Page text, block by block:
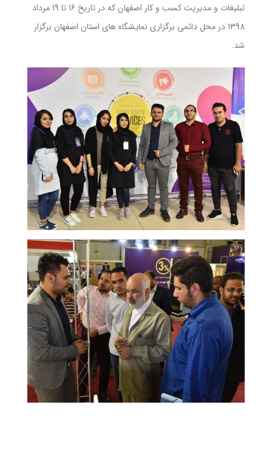
تبلیغات و مدیریت کسب و کار اصفهان که در تاریخ 16 تا 19 مرداد
1398 در محل دائمی برگزاری نمایشگاه های استان اصفهان برگزار
شد.